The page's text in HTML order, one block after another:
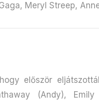
Meryl Streep,
először
(Andy),